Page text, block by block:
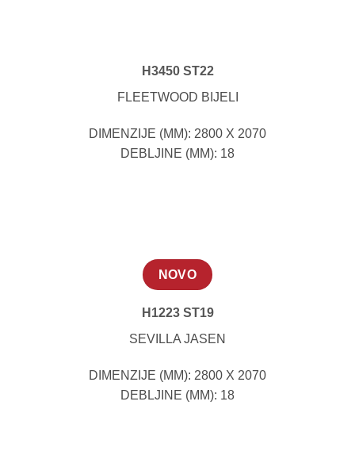
H3450 ST22
FLEETWOOD BIJELI
DIMENZIJE (MM): 2800 X 2070
DEBLJINE (MM): 18
NOVO
H1223 ST19
SEVILLA JASEN
DIMENZIJE (MM): 2800 X 2070
DEBLJINE (MM): 18